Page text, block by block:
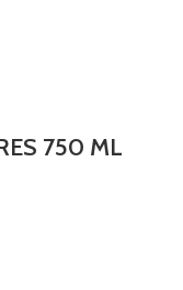
750 ML